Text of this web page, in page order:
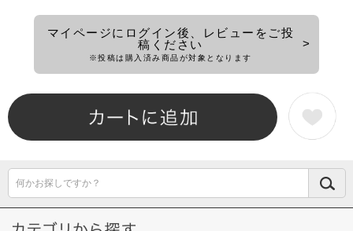
マイページにログイン後、レビューをご投
稿ください
※投稿は購入済み商品が対象となります
何かお探しですか？